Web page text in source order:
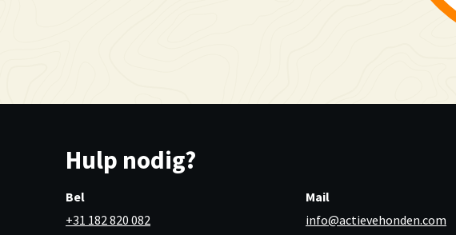
Hulp nodig?
Bel
+31 182 820 082
Mail
info@actievehonden.com